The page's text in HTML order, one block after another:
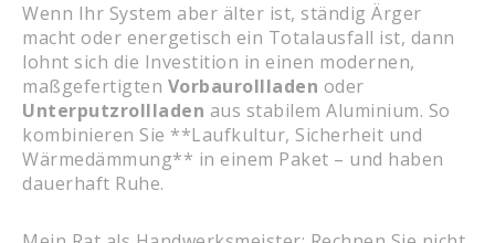
Wenn Ihr System aber älter ist, ständig Ärger
macht oder energetisch ein Totalausfall ist, dann
lohnt sich die Investition in einen modernen,
maßgefertigten Vorbaurollladen oder
Unterputzrollladen aus stabilem Aluminium. So
kombinieren Sie **Laufkultur, Sicherheit und
Wärmedämmung** in einem Paket – und haben
dauerhaft Ruhe.